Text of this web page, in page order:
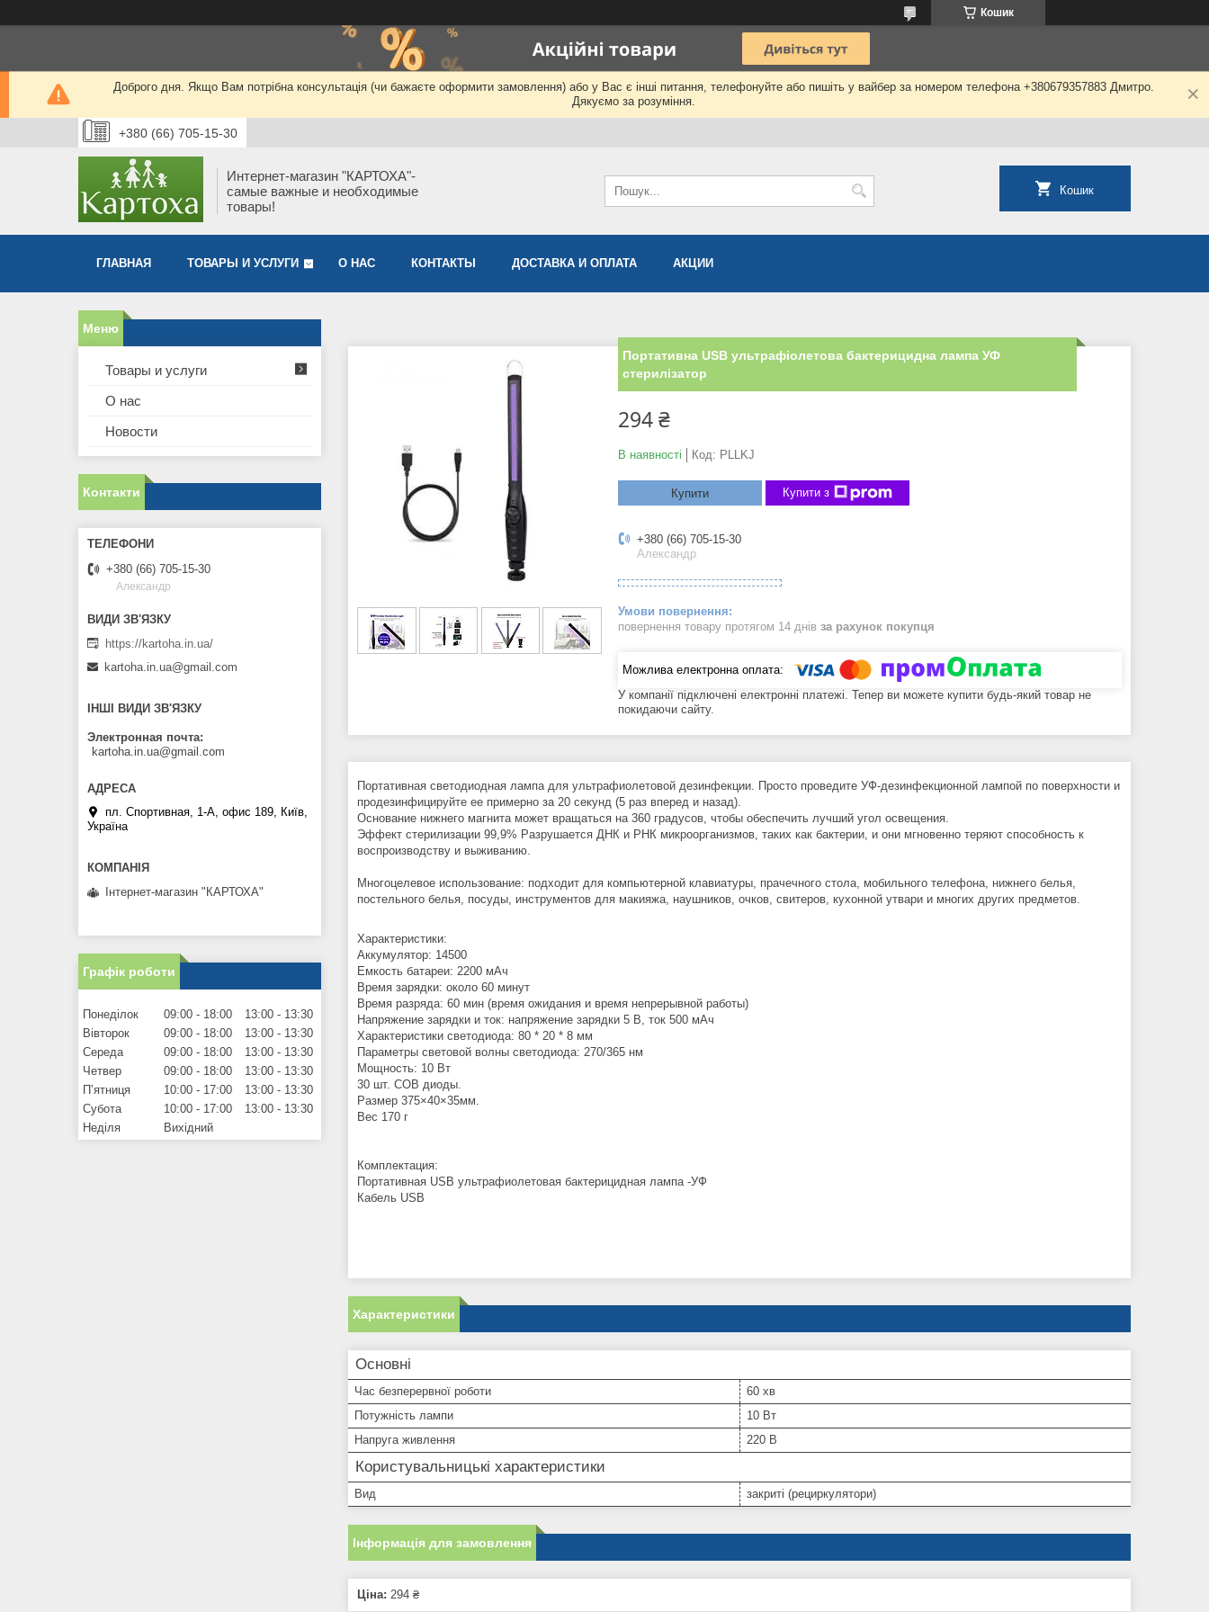
Кошик
Доброго дня. Якщо Вам потрібна консультація (чи бажаєте оформити замовлення) або у Вас є інші питання, телефонуйте або пишіть у вайбер за номером телефона +380679357883 Дмитро.
Дякуємо за розуміння.
+380 (66) 705-15-30
Интернет-магазин "КАРТОХА"-
самые важные и необходимые
товары!
Кошик
ГЛАВНАЯ ТОВАРЫ И УСЛУГИ О НАС КОНТАКТЫ ДОСТАВКА И ОПЛАТА АКЦИИ
Портативна USB ультрафіолетова бактерицидна лампа УФ
стерилізатор
294 ₴
В наявності Код: PLLKJ
Купити Купити з
+380 (66) 705-15-30
Александр
повернення товару протягом 14 днів за рахунок покупця
У компанії підключені електронні платежі. Тепер ви можете купити будь-який товар не
покидаючи сайту.
Портативная светодиодная лампа для ультрафиолетовой дезинфекции. Просто проведите УФ-дезинфекционной лампой по поверхности и
продезинфицируйте ее примерно за 20 секунд (5 раз вперед и назад).
Основание нижнего магнита может вращаться на 360 градусов, чтобы обеспечить лучший угол освещения.
Эффект стерилизации 99,9% Разрушается ДНК и РНК микроорганизмов, таких как бактерии, и они мгновенно теряют способность к
воспроизводству и выживанию.
Многоцелевое использование: подходит для компьютерной клавиатуры, прачечного стола, мобильного телефона, нижнего белья,
постельного белья, посуды, инструментов для макияжа, наушников, очков, свитеров, кухонной утвари и многих других предметов.
Характеристики:
Аккумулятор: 14500
Емкость батареи: 2200 мАч
Время зарядки: около 60 минут
Время разряда: 60 мин (время ожидания и время непрерывной работы)
Напряжение зарядки и ток: напряжение зарядки 5 В, ток 500 мАч
Характеристики светодиода: 80 * 20 * 8 мм
Параметры световой волны светодиода: 270/365 нм
Мощность: 10 Вт
30 шт. COB диоды.
Размер 375×40×35мм.
Вес 170 г
Комплектация:
Портативная USB ультрафиолетовая бактерицидная лампа -УФ
Кабель USB
Характеристики
Основні
Час безперервної роботи
60 хв
Потужність лампи
10 Вт
Напруга живлення
220 В
Користувальницькі характеристики
Вид закриті (рециркулятори)
Інформація для замовлення
Ціна: 294 ₴
Товары и услуги
О нас
Новости
Контакти
+380 (66) 705-15-30
Александр
https://kartoha.in.ua/
kartoha.in.ua@gmail.com
ІНШІ ВИДИ ЗВ'ЯЗКУ
Электронная почта
kartoha.in.ua@gmail.com
пл. Спортивная, 1-А, офис 189, Київ,
Україна
Інтернет-магазин "КАРТОХА"
Графік роботи
Понеділок 09:00 18:00 13:00
13:30
Вівторок
09:00 18:00 13:00
13:30
Середа
09:00 18:00 13:00
13:30
Четвер
09:00 18:00 13:00
13:30
Пʼятниця
10:00 17:00 13:00
13:30
Субота
10:00 17:00 13:00
13:30
Неділя
Вихідний